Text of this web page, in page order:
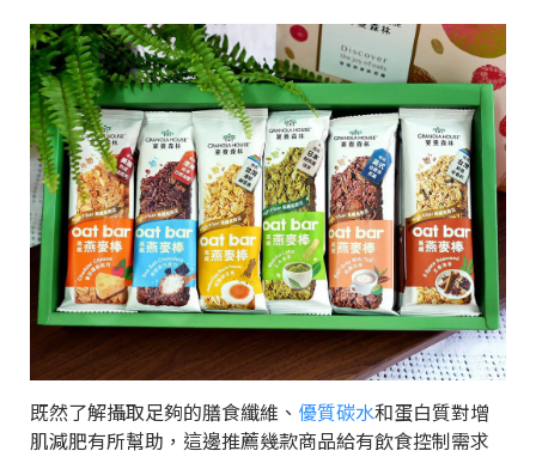
既然了解攝取足夠的膳食纖維、 優質碳水和蛋白質對增
肌減肥有所幫助，這邊推薦幾款商品給有飲食控制需求